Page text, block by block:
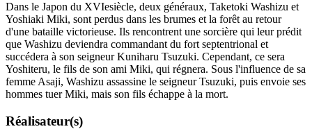
Dans le Japon du XVIesiècle, deux généraux, Taketoki Washizu et
Yoshiaki Miki, sont perdus dans les brumes et la forêt au retour
d'une bataille victorieuse. Ils rencontrent une sorcière qui leur prédit
que Washizu deviendra commandant du fort septentrional et
succédera à son seigneur Kuniharu Tsuzuki. Cependant, ce sera
Yoshiteru, le fils de son ami Miki, qui régnera. Sous l'influence de sa
femme Asaji, Washizu assassine le seigneur Tsuzuki, puis envoie ses
hommes tuer Miki, mais son fils échappe à la mort.
Réalisateur(s)